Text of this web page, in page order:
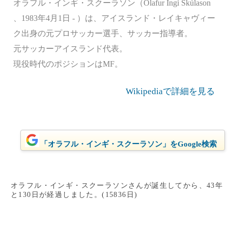
オラフル・インギ・スクーラソン（Ólafur Ingi Skúlason
、1983年4月1日 - ）は、アイスランド・レイキャヴィー
ク出身の元プロサッカー選手、サッカー指導者。
元サッカーアイスランド代表。
現役時代のポジションはMF。
Wikipediaで詳細を見る
「オラフル・インギ・スクーラソン」をGoogle検索
オラフル・インギ・スクーラソンさんが誕生してから、43年
と130日が経過しました。(15836日)